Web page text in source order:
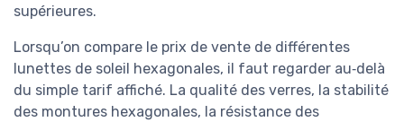
supérieures.
Lorsqu’on compare le prix de vente de différentes
lunettes de soleil hexagonales, il faut regarder au‑delà
du simple tarif affiché. La qualité des verres, la stabilité
des montures hexagonales, la résistance des